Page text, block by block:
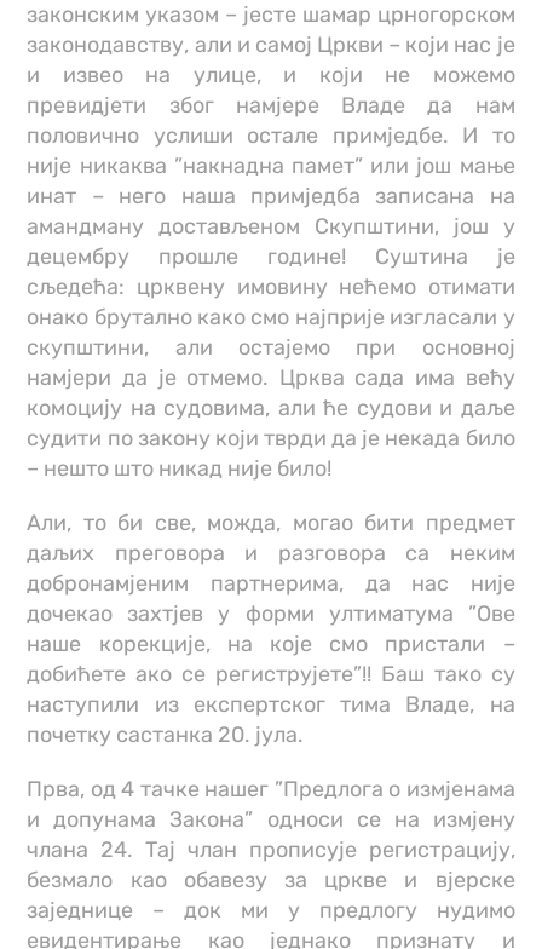
законским указом – јесте шамар црногорском
законодавству, али и самој Цркви – који нас је
и извео на улице, и који не можемо
превидјети због намјере Владе да нам
половично услиши остале примједбе. И то
није никаква ”накнадна памет” или још мање
инат – него наша примједба записана на
амандману достављеном Скупштини, још у
децембру прошле године! Суштина је
сљедећа: црквену имовину нећемо отимати
онако брутално како смо најприје изгласали у
скупштини, али остајемо при основној
намјери да је отмемо. Црква сада има већу
комоцију на судовима, али ће судови и даље
судити по закону који тврди да је некада било
– нешто што никад није било!
Али, то би све, можда, могао бити предмет
даљих преговора и разговора са неким
добронамјеним партнерима, да нас није
дочекао захтјев у форми ултиматума ”Ове
наше корекције, на које смо пристали –
добићете ако се региструјете”!! Баш тако су
наступили из експертског тима Владе, на
почетку састанка 20. јула.
Прва, од 4 тачке нашег ”Предлога о измјенама
и допунама Закона” односи се на измјену
члана 24. Тај члан прописује регистрацију,
безмало као обавезу за цркве и вјерске
заједнице – док ми у предлогу нудимо
евидентирање као једнако признату и